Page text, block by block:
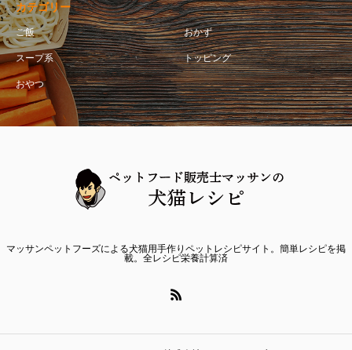
カテゴリー
ご飯 おかず
スープ系 トッピング
おやつ
マッサンペットフーズによる犬猫用手作りペットレシピサイト。簡単レシピを掲
載。全レシピ栄養計算済